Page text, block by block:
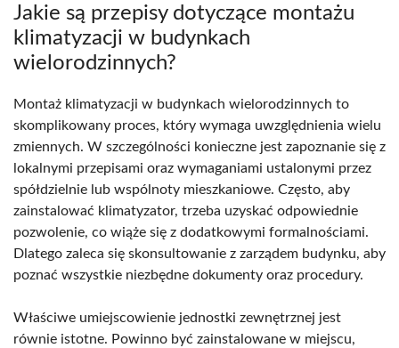
Jakie są przepisy dotyczące montażu
klimatyzacji w budynkach
wielorodzinnych?
Montaż klimatyzacji w budynkach wielorodzinnych to
skomplikowany proces, który wymaga uwzględnienia wielu
zmiennych. W szczególności konieczne jest zapoznanie się z
lokalnymi przepisami oraz wymaganiami ustalonymi przez
spółdzielnie lub wspólnoty mieszkaniowe. Często, aby
zainstalować klimatyzator, trzeba uzyskać odpowiednie
pozwolenie, co wiąże się z dodatkowymi formalnościami.
Dlatego zaleca się skonsultowanie z zarządem budynku, aby
poznać wszystkie niezbędne dokumenty oraz procedury.
Właściwe umiejscowienie jednostki zewnętrznej jest
równie istotne. Powinno być zainstalowane w miejscu,